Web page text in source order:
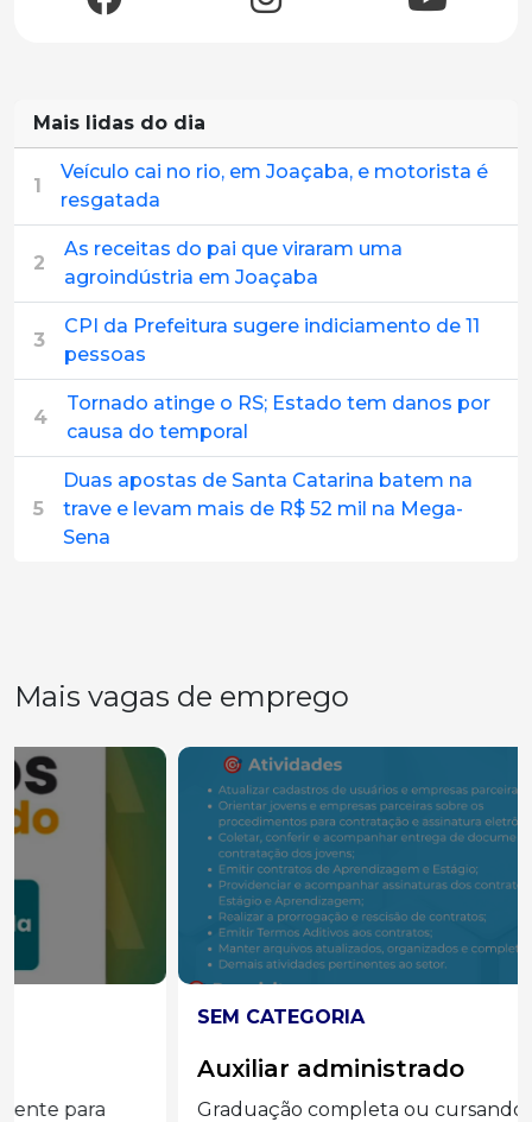
Mais lidas do dia
1
Veículo cai no rio, em Joaçaba, e motorista é
resgatada
2
As receitas do pai que viraram uma
agroindústria em Joaçaba
3
CPI da Prefeitura sugere indiciamento de 11
pessoas
4
Tornado atinge o RS; Estado tem danos por
causa do temporal
5
Duas apostas de Santa Catarina batem na
trave e levam mais de R$ 52 mil na Mega-
Sena
Mais vagas de emprego
SEM CATEGORIA
Auxiliar administrado
Graduação completa ou cursando